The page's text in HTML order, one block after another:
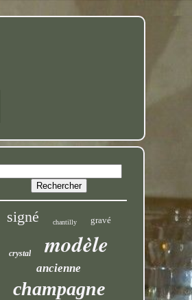
signé chantilly gravé
crystal modèle
ancienne
champagne